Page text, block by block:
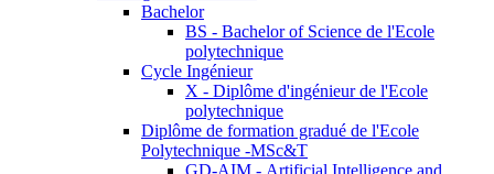
Bachelor
BS - Bachelor of Science de l'Ecole
polytechnique
Cycle Ingénieur
X - Diplôme d'ingénieur de l'Ecole
polytechnique
Diplôme de formation gradué de l'Ecole
Polytechnique -MSc&T
GD-AIM - Artificial Intelligence and